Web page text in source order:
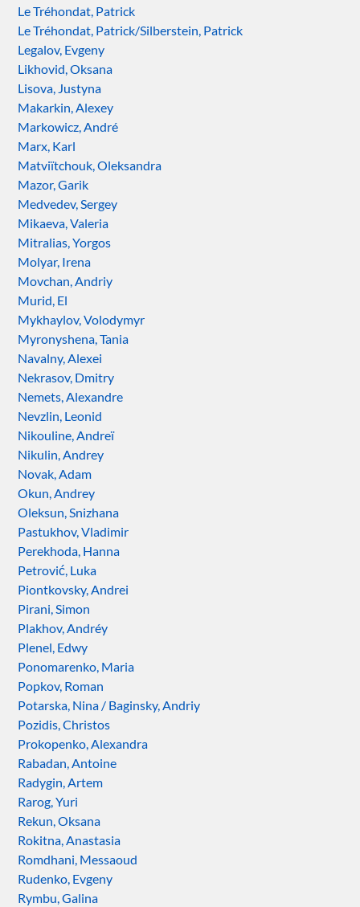
Le Tréhondat, Patrick
Le Tréhondat, Patrick/Silberstein, Patrick
Legalov, Evgeny
Likhovid, Oksana
Lisova, Justyna
Makarkin, Alexey
Markowicz, André
Marx, Karl
Matviïtchouk, Oleksandra
Mazor, Garik
Medvedev, Sergey
Mikaeva, Valeria
Mitralias, Yorgos
Molyar, Irena
Movchan, Andriy
Murid, El
Mykhaylov, Volodymyr
Myronyshena, Tania
Navalny, Alexei
Nekrasov, Dmitry
Nemets, Alexandre
Nevzlin, Leonid
Nikouline, Andreï
Nikulin, Andrey
Novak, Adam
Okun, Andrey
Oleksun, Snizhana
Pastukhov, Vladimir
Perekhoda, Hanna
Petrović, Luka
Piontkovsky, Andrei
Pirani, Simon
Plakhov, Andréy
Plenel, Edwy
Ponomarenko, Maria
Popkov, Roman
Potarska, Nina / Baginsky, Andriy
Pozidis, Christos
Prokopenko, Alexandra
Rabadan, Antoine
Radygin, Artem
Rarog, Yuri
Rekun, Oksana
Rokitna, Anastasia
Romdhani, Messaoud
Rudenko, Evgeny
Rymbu, Galina